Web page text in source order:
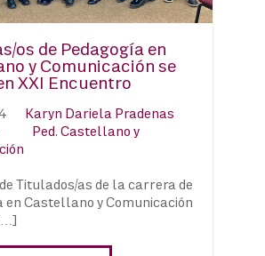
os de Pedagogía en
y Comunicación se
XXI Encuentro
Karyn Dariela Pradenas
Ped. Castellano y
Titulados/as de la carrera de
en Castellano y Comunicación